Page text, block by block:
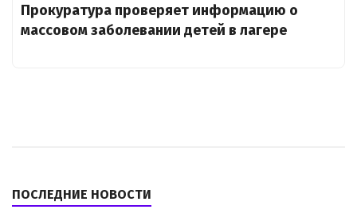
Прокуратура проверяет информацию о
массовом заболевании детей в лагере
ПОСЛЕДНИЕ НОВОСТИ